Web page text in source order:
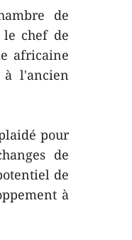
de
le chef de
africaine
à l'ancien
pour
de
de
à